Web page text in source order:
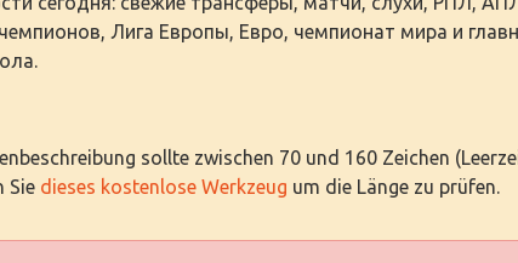
Лига Европы, Евро, чемпионат мира и
sollte zwischen 70 und 160 Zeichen
Sie dieses kostenlose Werkzeug um die Länge zu prüfen.